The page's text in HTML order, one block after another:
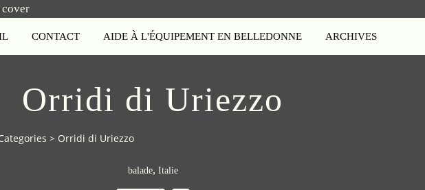
CONTACT AIDE À L'ÉQUIPEMENT EN BELLEDONNE ARCHIVES
Orridi di Uriezzo
> Orridi di Uriezzo
balade, Italie